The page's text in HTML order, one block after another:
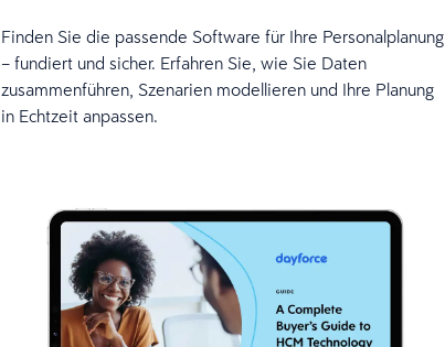
Finden Sie die passende Software für Ihre Personalplanung
– fundiert und sicher. Erfahren Sie, wie Sie Daten
zusammenführen, Szenarien modellieren und Ihre Planung
in Echtzeit anpassen.